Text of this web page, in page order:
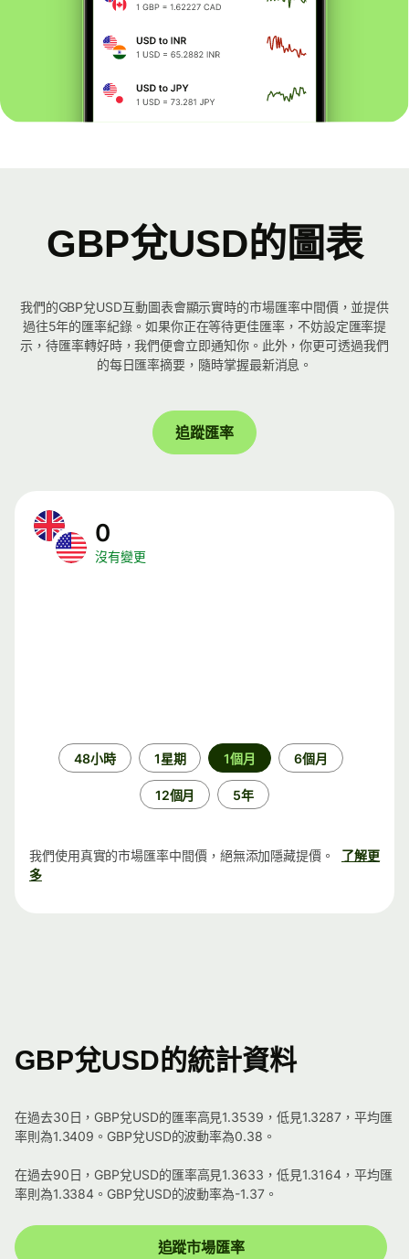
GBP兌USD的圖表
我們的GBP兌USD互動圖表會顯示實時的市場匯率中間價，並提供
過往5年的匯率紀錄。如果你正在等待更佳匯率，不妨設定匯率提
示，待匯率轉好時，我們便會立即通知你。此外，你更可透過我們
的每日匯率摘要，隨時掌握最新消息。
追蹤匯率
0
沒有變更
48小時 1星期 1個月 6個月
12個月 5年
我們使用真實的市場匯率中間價，絕無添加隱藏提價。
了解更
多
GBP兌USD的統計資料
在過去30日，GBP兌USD的匯率高見1.3539，低見1.3287，平均匯
率則為1.3409。GBP兌USD的波動率為0.38。
在過去90日，GBP兌USD的匯率高見1.3633，低見1.3164，平均匯
率則為1.3384。GBP兌USD的波動率為-1.37。
追蹤市場匯率